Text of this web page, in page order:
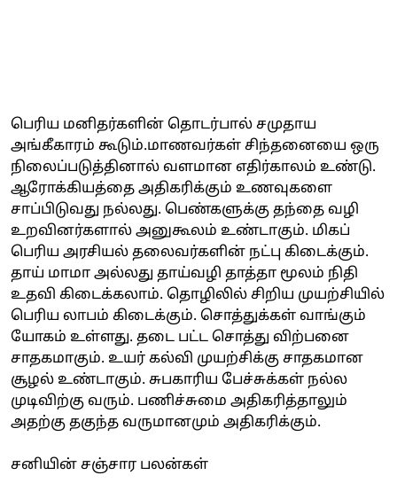
பெரிய மனிதர்களின் தொடர்பால் சமுதாய
அங்கீகாரம் கூடும்.மாணவர்கள் சிந்தனையை ஒரு
நிலைப்படுத்தினால் வளமான எதிர்காலம் உண்டு.
ஆரோக்கியத்தை அதிகரிக்கும் உணவுகளை
சாப்பிடுவது நல்லது. பெண்களுக்கு தந்தை வழி
உறவினர்களால் அனுகூலம் உண்டாகும். மிகப்
பெரிய அரசியல் தலைவர்களின் நட்பு கிடைக்கும்.
தாய் மாமா அல்லது தாய்வழி தாத்தா மூலம் நிதி
உதவி கிடைக்கலாம். தொழிலில் சிறிய முயற்சியில்
பெரிய லாபம் கிடைக்கும். சொத்துக்கள் வாங்கும்
யோகம் உள்ளது. தடை பட்ட சொத்து விற்பனை
சாதகமாகும். உயர் கல்வி முயற்சிக்கு சாதகமான
சூழல் உண்டாகும். சுபகாரிய பேச்சுக்கள் நல்ல
முடிவிற்கு வரும். பணிச்சுமை அதிகரித்தாலும்
அதற்கு தகுந்த வருமானமும் அதிகரிக்கும்.
சனியின் சஞ்சார பலன்கள்